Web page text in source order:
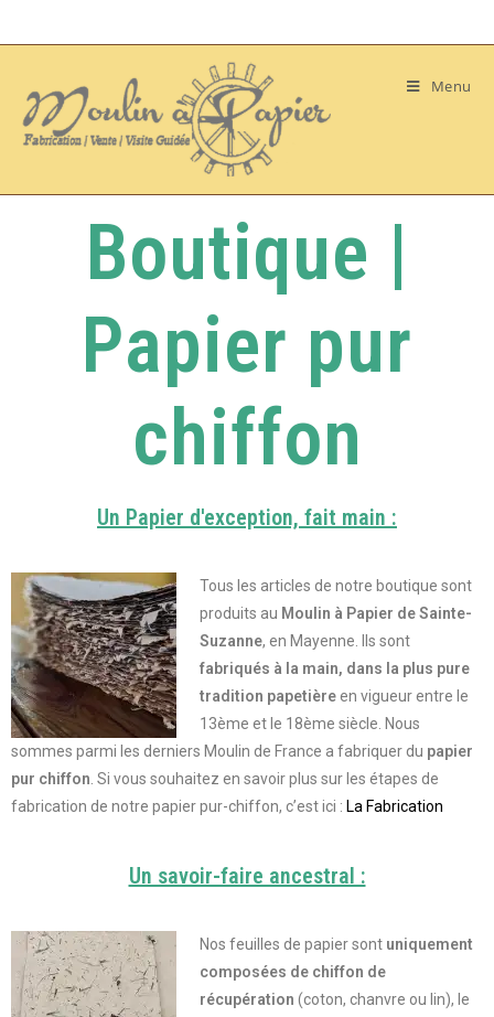
Menu
Boutique |
Papier pur
chiffon
Un Papier d'exception, fait main :
Tous les articles de notre boutique sont
produits au Moulin à Papier de Sainte-
Suzanne, en Mayenne. Ils sont
fabriqués à la main, dans la plus pure
tradition papetièreen vigueur entre le
13ème et le 18ème siècle. Nous
sommes parmi les derniers Moulin de France a fabriquer du papier
pur chiffon Si vous souhaitez en savoir plus sur les étapes de
fabrication de notre papier pur-chiffon, c’est ici : La Fabrication
Un savoir-faire ancestral :
Nos feuilles de papier sont uniquement
composées de chiffon de
récupération (coton, chanvre ou lin), le